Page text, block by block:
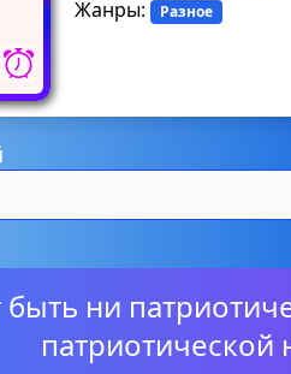
Жанры: Разное
ни
патриотической